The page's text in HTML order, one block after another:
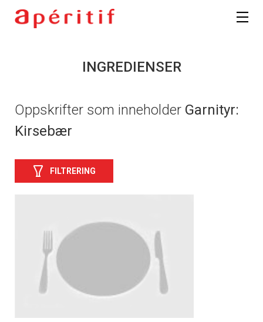
INGREDIENSER
Oppskrifter som inneholder Garnityr:
Kirsebær
FILTRERING